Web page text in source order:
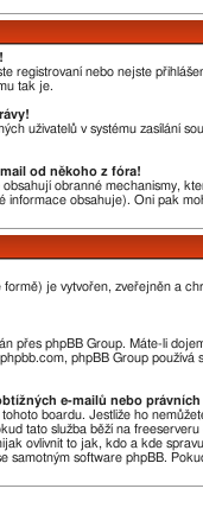
registrovaní nebo nejste
tak je.
uživatelů v systému zasílání
od někoho z fóra!
obranné mechanismy,
informace obsahuje). Oni pak
je vytvořen, zveřejněn a
přes phpBB Group. Máte-li
phpBB Group
e-mailů nebo
boardu. Jestliže ho
tato služba běží na
ovlivnit to jak, kdo a kde
samotným software phpBB.